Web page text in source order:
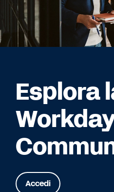
Esplora
Accedi